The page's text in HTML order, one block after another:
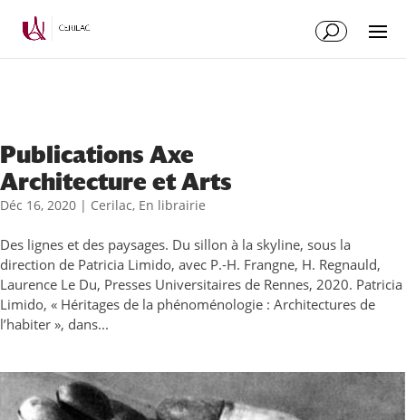
Publications Axe
Architecture et Arts
Déc 16, 2020 | Cerilac, En librairie
Des lignes et des paysages. Du sillon à la skyline, sous la
direction de Patricia Limido, avec P.-H. Frangne, H. Regnauld,
Laurence Le Du, Presses Universitaires de Rennes, 2020. Patricia
Limido, « Héritages de la phénoménologie : Architectures de
l’habiter », dans...